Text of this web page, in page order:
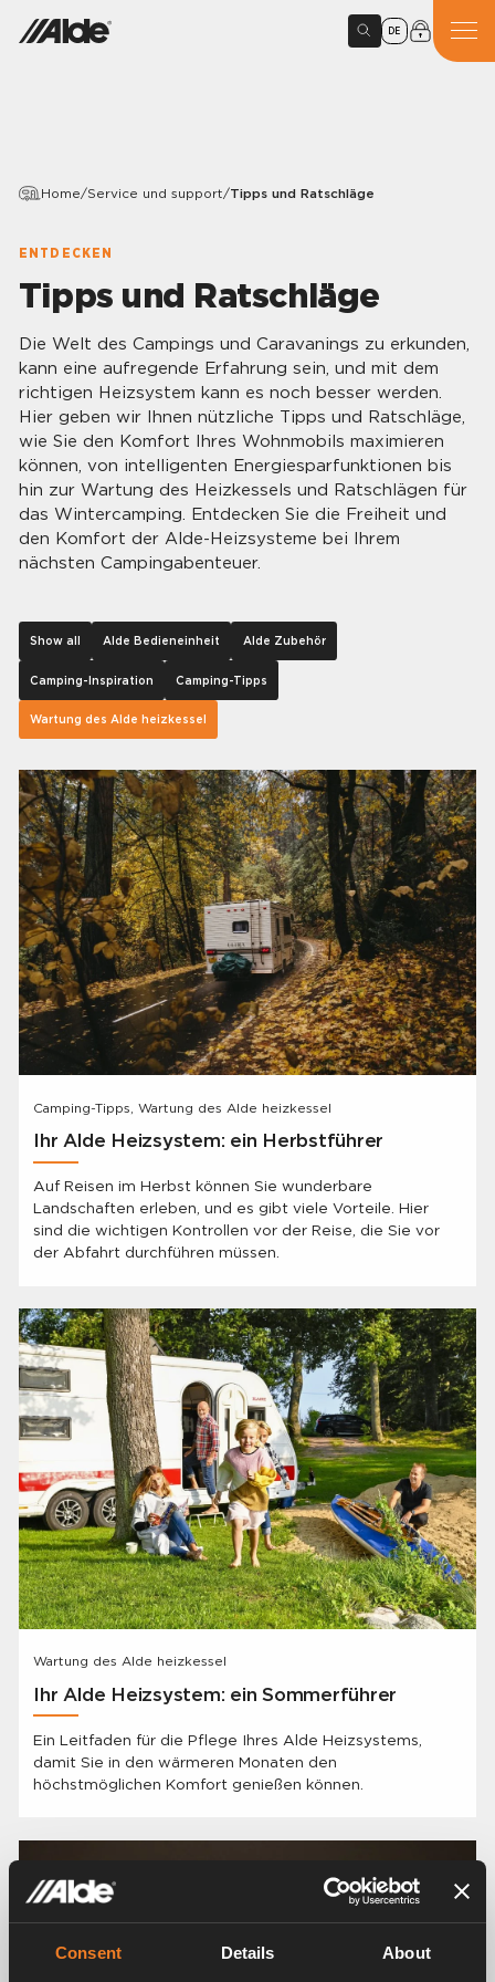
Consent Details About
DE
Home/Service und support/Tipps und Ratschläge
ENTDECKEN
Tipps und Ratschläge
Die Welt des Campings und Caravanings zu erkunden,
kann eine aufregende Erfahrung sein, und mit dem
richtigen Heizsystem kann es noch besser werden.
Hier geben wir Ihnen nützliche Tipps und Ratschläge,
wie Sie den Komfort Ihres Wohnmobils maximieren
können, von intelligenten Energiesparfunktionen bis
hin zur Wartung des Heizkessels und Ratschlägen für
das Wintercamping. Entdecken Sie die Freiheit und
den Komfort der Alde-Heizsysteme bei Ihrem
nächsten Campingabenteuer.
Show all Alde Bedieneinheit Alde Zubehör
Camping-Inspiration Camping-Tipps
Wartung des Alde heizkessel
Camping-Tipps, Wartung des Alde heizkessel
Ihr Alde Heizsystem: ein Herbstführer
Auf Reisen im Herbst können Sie wunderbare
Landschaften erleben, und es gibt viele Vorteile. Hier
sind die wichtigen Kontrollen vor der Reise, die Sie vor
der Abfahrt durchführen müssen.
Wartung des Alde heizkessel
Ihr Alde Heizsystem: ein Sommerführer
Ein Leitfaden für die Pflege Ihres Alde Heizsystems,
damit Sie in den wärmeren Monaten den
höchstmöglichen Komfort genießen können.